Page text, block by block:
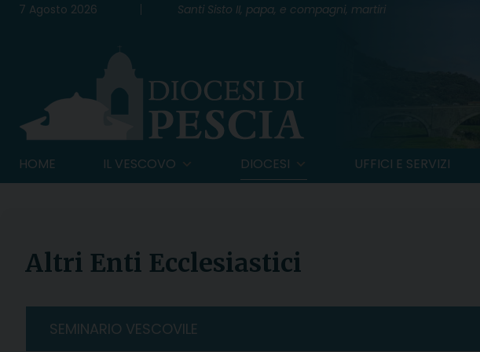
Skip7 Agosto 2026 Santi Sisto II, papa, e compagni, martiri
HOME IL VESCOVO DIOCESI UFFICI E SERVIZI
Altri Enti Ecclesiastici
SEMINARIO VESCOVILE